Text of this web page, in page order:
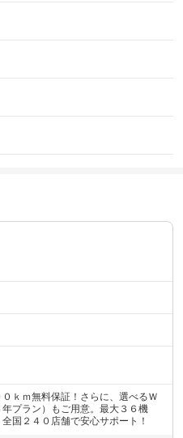
ｋｍ無料保証！さらに、選べるＷ
年プラン）もご用意。最大３６機
国２４０店舗で安心サポート！